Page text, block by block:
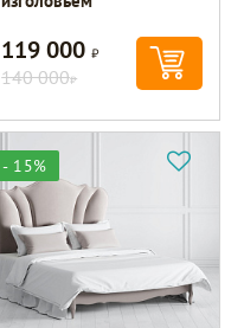
119 000Р
140 000Р
- 15%